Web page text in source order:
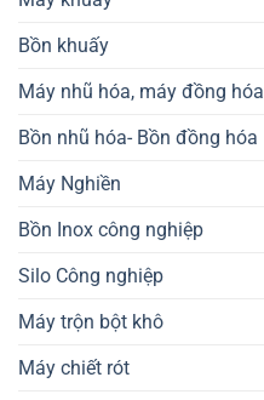
Bồn khuấy
Máy nhũ hóa, máy đồng hóa
Bồn nhũ hóa- Bồn đồng hóa
Máy Nghiền
Bồn Inox công nghiệp
Silo Công nghiệp
Máy trộn bột khô
Máy chiết rót